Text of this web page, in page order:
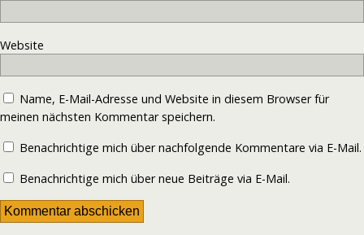
Website
Name, E-Mail-Adresse und Website in diesem Browser für
meinen nächsten Kommentar speichern.
Benachrichtige mich über nachfolgende Kommentare via E-Mail.
Benachrichtige mich über neue Beiträge via E-Mail.